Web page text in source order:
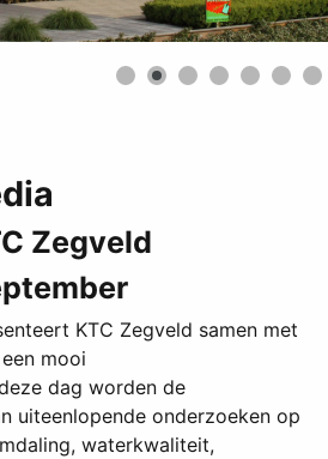
Zegveld
KTC Zegveld samen met
mooi
dag worden de
uiteenlopende onderzoeken op
waterkwaliteit,